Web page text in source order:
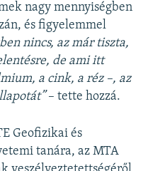
nagy mennyiségben
és figyelemmel
nincs, az már tiszta,
de ami itt
a cink, a réz –, az
– tette hozzá.
Geofizikai és
tanára, az MTA